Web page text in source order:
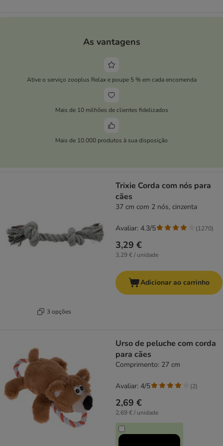
As vantagens
Ative o serviço zooplus Relax e poupe 5 % em cada encomenda
Mais de 10 milhões de clientes fidelizados
Mais de 10.000 produtos à sua disposição
3 opções
Trixie Corda com nós para
cães
37 cm com 2 nós, cinzenta
3,29 €
3,29 € / unidade
Avaliar: 4.3/5 (1270)
Adicionar ao carrinho
Urso de peluche com corda
para cães
Comprimento: 27 cm
2,69 €
2,69 € / unidade
Avaliar: 4/5 (2)